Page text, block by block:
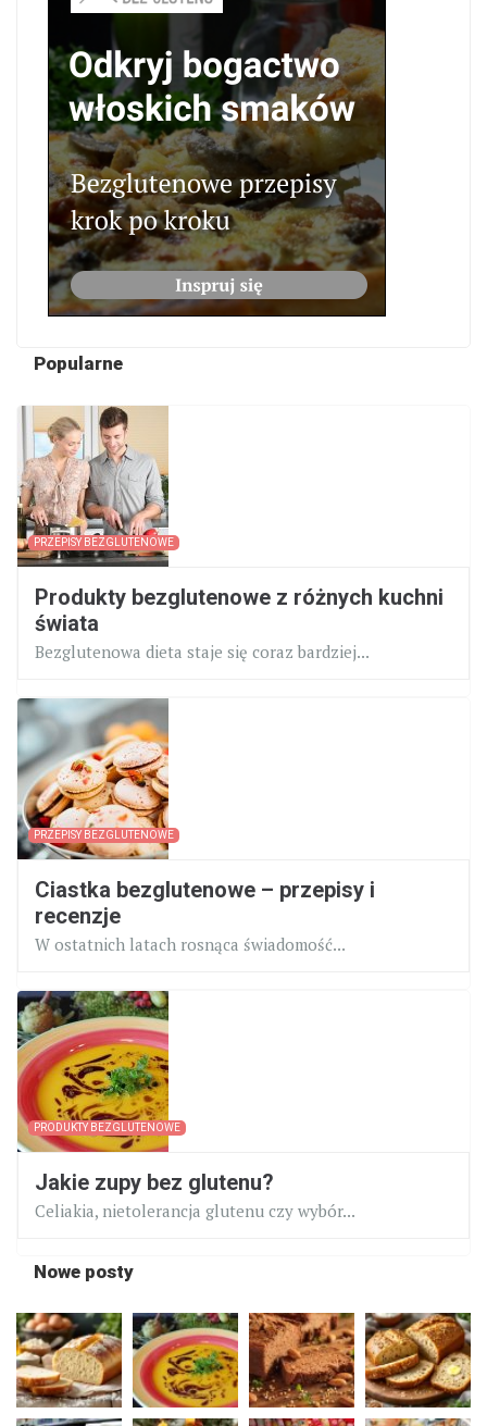
Popularne
PRZEPISY BEZGLUTENOWE
Produkty bezglutenowe z różnych kuchni
świata
Bezglutenowa dieta staje się coraz bardziej...
PRZEPISY BEZGLUTENOWE
Ciastka bezglutenowe – przepisy i
recenzje
W ostatnich latach rosnąca świadomość...
PRODUKTY BEZGLUTENOWE
Jakie zupy bez glutenu?
Celiakia, nietolerancja glutenu czy wybór...
Nowe posty